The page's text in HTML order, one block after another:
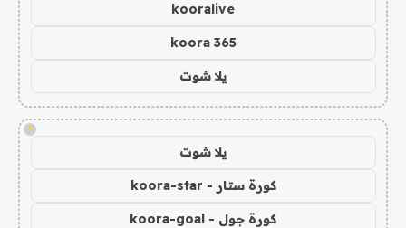
kooralive
koora 365
يلا شوت
!
يلا شوت
كورة ستار - koora-star
كورة جول - koora-goal